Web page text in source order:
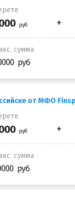
сумма
от МФО
сумма